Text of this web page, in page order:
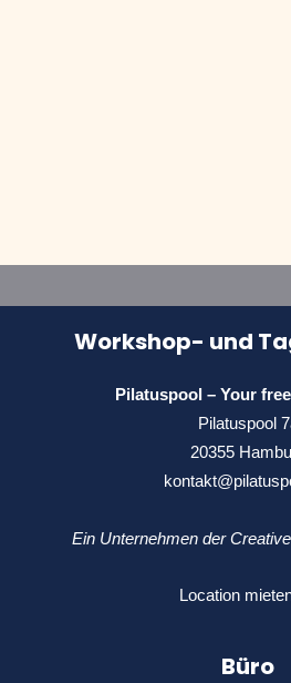
Workshop- und
Pilatuspool – Your
Pilatuspool
20355
Ein Unternehmen der
Location
Büro